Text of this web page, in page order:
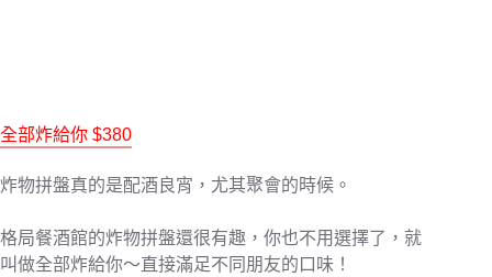
全部炸給你 $380
炸物拼盤真的是配酒良宵，尤其聚會的時候。
格局餐酒館的炸物拼盤還很有趣，你也不用選擇了，就
叫做全部炸給你～直接滿足不同朋友的口味！